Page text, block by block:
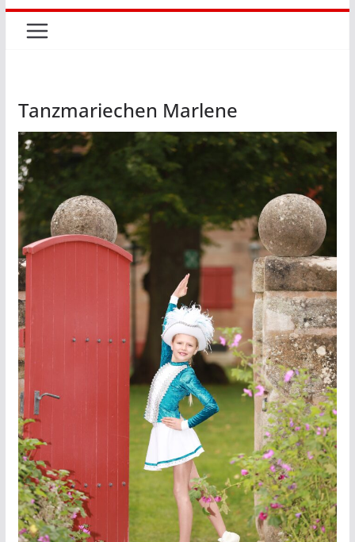
Tanzmariechen Marlene